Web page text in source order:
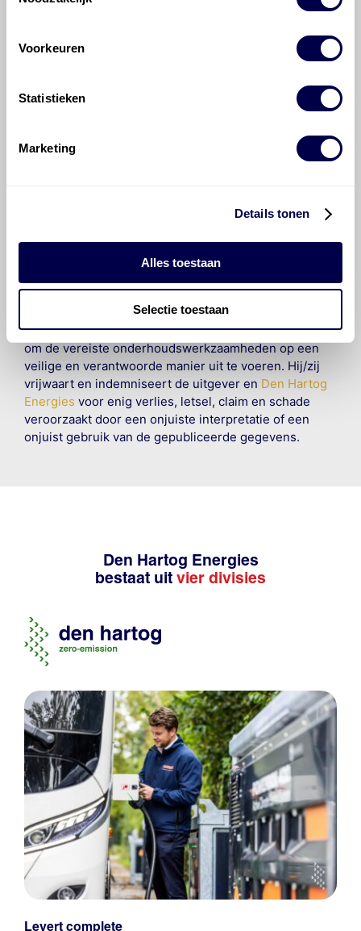
Voorkeuren
Statistieken
Marketing
Details tonen
Alles toestaan
Selectie toestaan
©Olyslager
gereproduceerd, opgeslagen in een database of op
andere manieren worden overgedragen zonder
om ervoor te zorgen dat deze gegevens zo accuraat
aansprakelijkheid aanvaard, anders dan waartoe een
wettelijke verplichting bestaat, voor schade of verlies
informatie. Door deze olieaanbevelingsinformatie te
raadplegen en te gebruiken erkent de gebruiker dat
hij/zij de ervaring, de kennis en het vermogen heeft
om de vereiste onderhoudswerkzaamheden op een
veilige en verantwoorde manier uit te voeren. Hij/zij
vrijwaart en indemniseert de uitgever en Den Hartog
Energies voor enig verlies, letsel, claim en schade
veroorzaakt door een onjuiste interpretatie of een
onjuist gebruik van de gepubliceerde gegevens.
Den Hartog Energies
bestaat uit vier divisies
Levert complete